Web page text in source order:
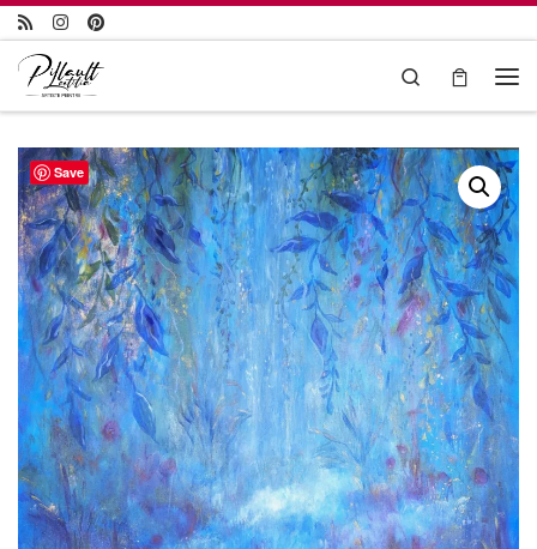
Passer au contenu
Search
Save